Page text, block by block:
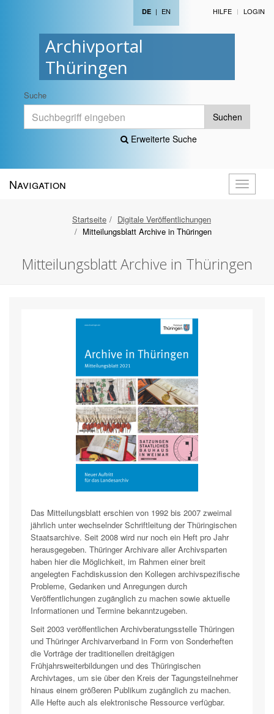
Archivportal
Thüringen
DE | EN HILFE LOGIN
Suche
Suchen
Erweiterte Suche
öffnen
Navigation
Startseite
Digitale Veröffentlichungen
Mitteilungsblatt Archive in Thüringen
Mitteilungsblatt Archive in Thüringen
Das Mitteilungsblatt erschien von 1992 bis 2007 zweimal
jährlich unter wechselnder Schriftleitung der Thüringischen
Staatsarchive. Seit 2008 wird nur noch ein Heft pro Jahr
herausgegeben. Thüringer Archivare aller Archivsparten
haben hier die Möglichkeit, im Rahmen einer breit
angelegten Fachdiskussion den Kollegen archivspezifische
Probleme, Gedanken und Anregungen durch
Veröffentlichungen zugänglich zu machen sowie aktuelle
Informationen und Termine bekanntzugeben.
Seit 2003 veröffentlichen Archivberatungsstelle Thüringen
und Thüringer Archivarverband in Form von Sonderheften
die Vorträge der traditionellen dreitägigen
Frühjahrsweiterbildungen und des Thüringischen
Archivtages, um sie über den Kreis der Tagungsteilnehmer
hinaus einem größeren Publikum zugänglich zu machen.
Alle Hefte auch als elektronische Ressource verfügbar.